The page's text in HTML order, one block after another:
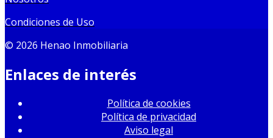
Condiciones de Uso
© 2026 Henao Inmobiliaria
Enlaces de interés
Política de cookies
Política de privacidad
Aviso legal